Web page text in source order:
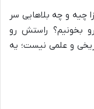
چیه و چه بلاهایی سر
بخونیم؟ راستش رو
و علمی نیست؛ یه